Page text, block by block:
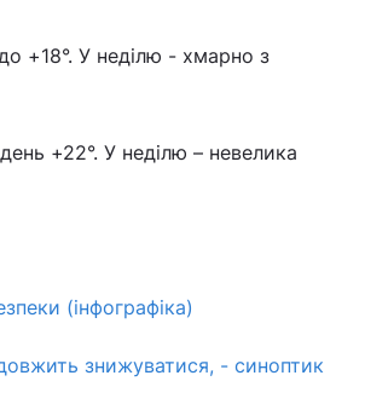
+18°. У неділю - хмарно з
+22°. У неділю – невелика
(інфографіка)
знижуватися, - синоптик